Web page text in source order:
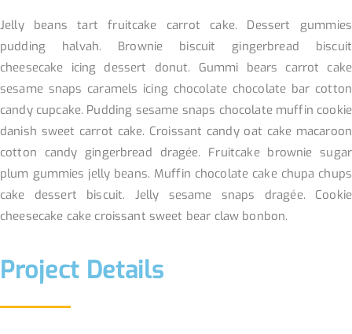
Jelly beans tart fruitcake carrot cake. Dessert gummies
pudding halvah. Brownie biscuit gingerbread biscuit
cheesecake icing dessert donut. Gummi bears carrot cake
sesame snaps caramels icing chocolate chocolate bar cotton
candy cupcake. Pudding sesame snaps chocolate muffin cookie
danish sweet carrot cake. Croissant candy oat cake macaroon
cotton candy gingerbread dragée. Fruitcake brownie sugar
plum gummies jelly beans. Muffin chocolate cake chupa chups
cake dessert biscuit. Jelly sesame snaps dragée. Cookie
cheesecake cake croissant sweet bear claw bonbon.
Project Details